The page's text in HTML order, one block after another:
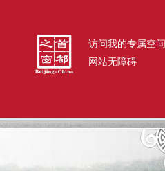
访问我的专属空间
网站无障碍